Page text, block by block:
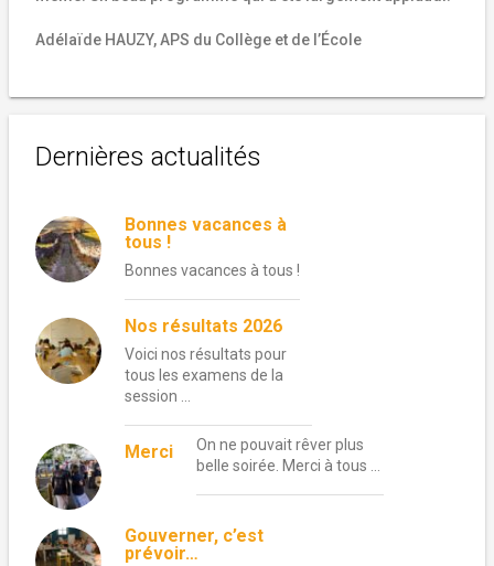
Adélaïde HAUZY, APS du Collège et de l’École
Dernières actualités
Bonnes vacances à
tous !
Bonnes vacances à tous !
Nos résultats 2026
Voici nos résultats pour
tous les examens de la
session …
Merci
On ne pouvait rêver plus
belle soirée. Merci à tous …
Gouverner, c’est
prévoir…